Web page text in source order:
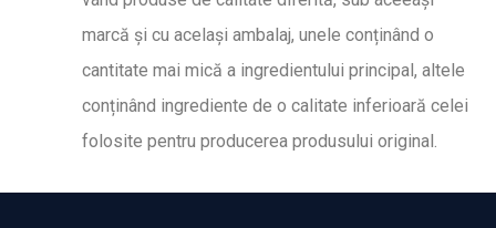
marcă și cu același ambalaj, unele conținând o
cantitate mai mică a ingredientului principal, altele
conținând ingrediente de o calitate inferioară celei
folosite pentru producerea produsului original.